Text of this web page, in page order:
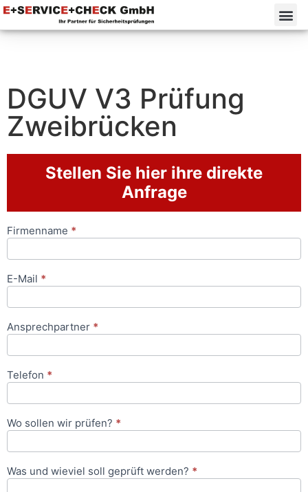
DGUV V3 Prüfung
Zweibrücken
Stellen Sie hier ihre direkte
Anfrage
Anfrageformular
Firmenname *
E-Mail *
Ansprechpartner *
Telefon *
Wo sollen wir prüfen? *
Was und wieviel soll geprüft werden? *